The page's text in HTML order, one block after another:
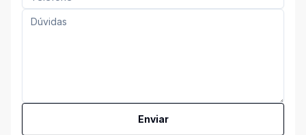
Enviar